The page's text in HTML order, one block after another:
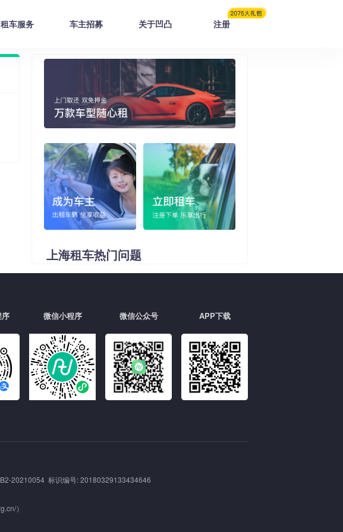
租车服务 车主招募 关于凹凸 注册
上海租车热门问题
微信小程序 微信公众号 APP下载
20210054 标识编号: 20180329133434646
）